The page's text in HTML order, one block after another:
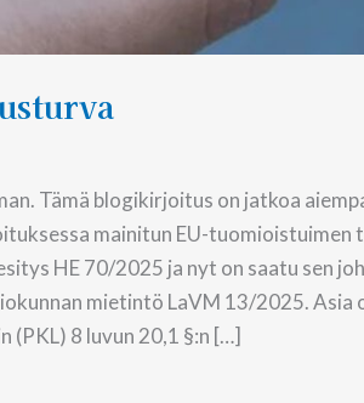
Tämä blogikirjoitus on jatkoa
mainitun EU-tuomioistuimen
HE 70/2025 ja nyt on saatu sen
mietintö LaVM 13/2025. Asia
8 luvun 20,1 §:n […]